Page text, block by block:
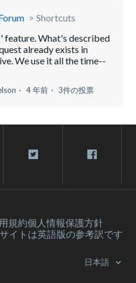
Shortcuts
feature. What's described
already exists in
We use it all the time--
4 年前 3件の投票
規約個人情報保護方針
イトは英語版の参考訳です
日本語